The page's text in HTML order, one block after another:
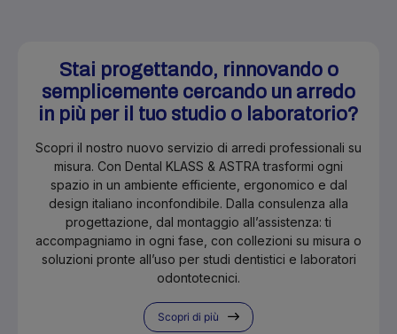
Stai progettando, rinnovando o
semplicemente cercando un arredo
in più per il tuo studio o laboratorio?
Scopri il nostro nuovo servizio di arredi professionali su
misura. Con Dental KLASS & ASTRA trasformi ogni
spazio in un ambiente efficiente, ergonomico e dal
design italiano inconfondibile. Dalla consulenza alla
progettazione, dal montaggio all’assistenza: ti
accompagniamo in ogni fase, con collezioni su misura o
soluzioni pronte all’uso per studi dentistici e laboratori
odontotecnici.
Scopri di più